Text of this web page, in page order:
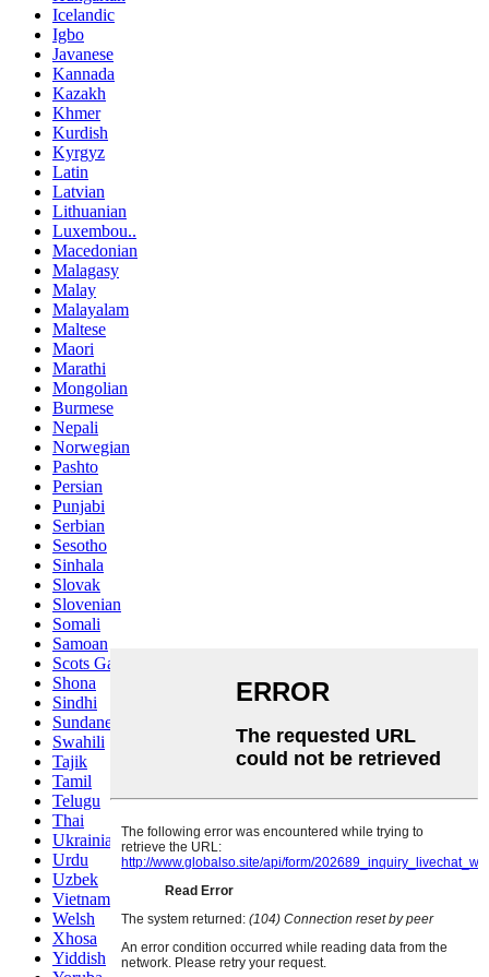
Icelandic
Igbo
Javanese
Kannada
Kazakh
Khmer
Kurdish
Kyrgyz
Latin
Latvian
Lithuanian
Luxembou..
Macedonian
Malagasy
Malay
Malayalam
Maltese
Maori
Marathi
Mongolian
Burmese
Nepali
Norwegian
Pashto
Persian
Punjabi
Serbian
Sesotho
Sinhala
Slovak
Slovenian
Somali
Samoan
Scots Gaelic
Shona
Sindhi
Sundanese
Swahili
Tajik
Tamil
Telugu
Thai
Ukrainian
Urdu
Uzbek
Vietnamese
Welsh
Xhosa
Yiddish